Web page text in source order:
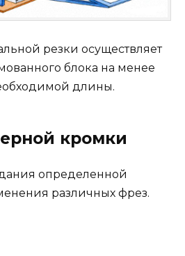
резки осуществляет
блока на менее
длины.
кромки
определенной
различных фрез.